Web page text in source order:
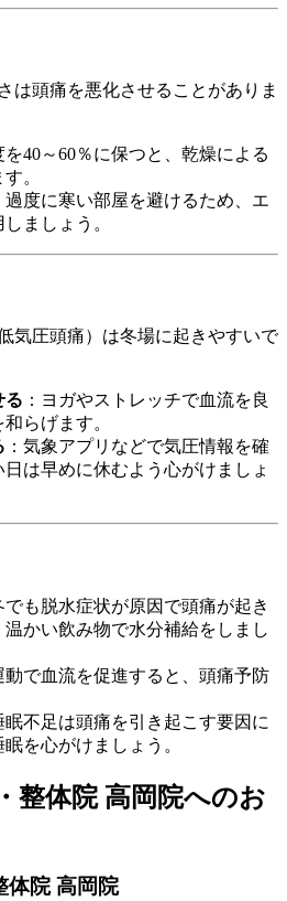
は頭痛を悪化させることがありま
を40～60％に保つと、乾燥による
。
過度に寒い部屋を避けるため、エ
ましょう。
気圧頭痛）は冬場に起きやすいで
る ：ヨガやストレッチで血流を良
らげます。
：気象アプリなどで気圧情報を確
は早めに休むよう心がけましょ
でも脱水症状が原因で頭痛が起き
かい飲み物で水分補給をしまし
動で血流を促進すると、頭痛予防
眠不足は頭痛を引き起こす要因に
を心がけましょう。
整体院 高岡院へのお